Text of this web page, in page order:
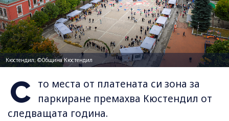
Кюстендил; ©Община Кюстендил
С то места от платената си зона за
паркиране премахва Кюстендил от
следващата година.